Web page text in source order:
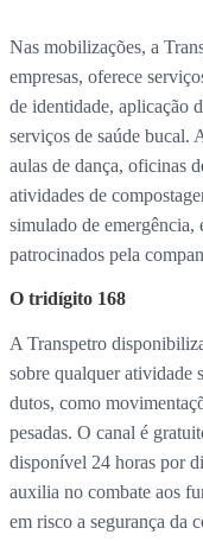
Nas mobilizações, a
empresas, oferece
de identidade, aplicação
serviços de saúde bucal.
aulas de dança, oficinas
atividades de
simulado de emergência,
patrocinados pela
O tridígito 168
A Transpetro
sobre qualquer atividade
dutos, como
pesadas. O canal é
disponível 24 horas por
auxilia no combate aos
em risco a segurança da